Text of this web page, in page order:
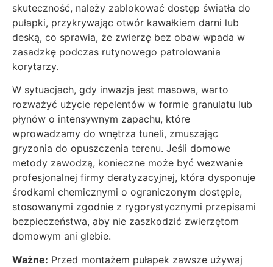
skuteczność, należy zablokować dostęp światła do
pułapki, przykrywając otwór kawałkiem darni lub
deską, co sprawia, że zwierzę bez obaw wpada w
zasadzkę podczas rutynowego patrolowania
korytarzy.
W sytuacjach, gdy inwazja jest masowa, warto
rozważyć użycie repelentów w formie granulatu lub
płynów o intensywnym zapachu, które
wprowadzamy do wnętrza tuneli, zmuszając
gryzonia do opuszczenia terenu. Jeśli domowe
metody zawodzą, konieczne może być wezwanie
profesjonalnej firmy deratyzacyjnej, która dysponuje
środkami chemicznymi o ograniczonym dostępie,
stosowanymi zgodnie z rygorystycznymi przepisami
bezpieczeństwa, aby nie zaszkodzić zwierzętom
domowym ani glebie.
Ważne: Przed montażem pułapek zawsze używaj